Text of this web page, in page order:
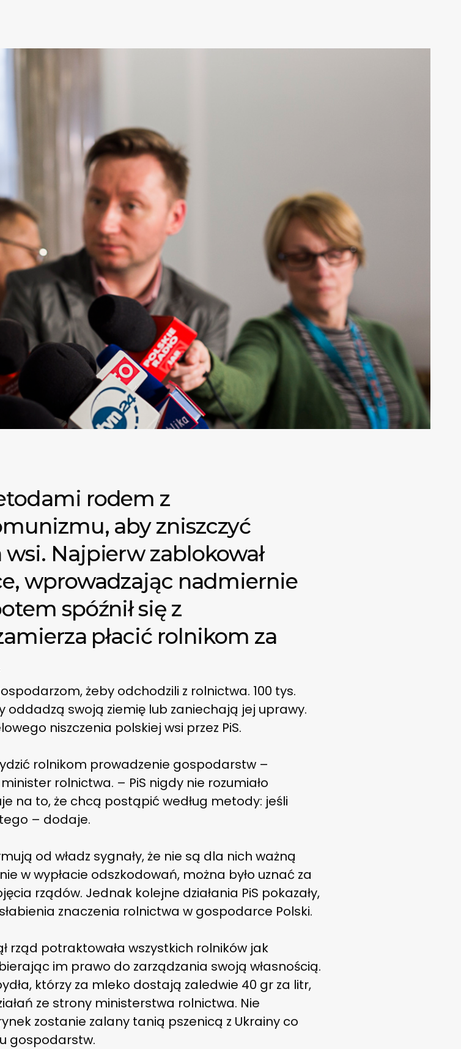
rodem z
aby zniszczyć
Najpierw zablokował
wprowadzając nadmiernie
spóźnił się z
płacić rolnikom za
żeby odchodzili z rolnictwa. 100 tys.
oddadzą swoją ziemię lub zaniechają jej uprawy.
niszczenia polskiej wsi przez PiS.
rolnikom prowadzenie gospodarstw –
rolnictwa. – PiS nigdy nie rozumiało
na to, że chcą postąpić według metody: jeśli
– dodaje.
od władz sygnały, że nie są dla nich ważną
w wypłacie odszkodowań, można było uznać za
rządów. Jednak kolejne działania PiS pokazały,
znaczenia rolnictwa w gospodarce Polski.
rząd potraktowała wszystkich rolników jak
im prawo do zarządzania swoją własnością.
którzy za mleko dostają zaledwie 40 gr za litr,
ze strony ministerstwa rolnictwa. Nie
zostanie zalany tanią pszenicą z Ukrainy co
gospodarstw.